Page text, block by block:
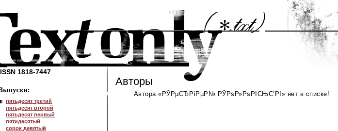
ISSN 1818-7447
пятьдесят третий
пятьдесят второй
пятьдесят первый
пятидесятый
сорок девятый
Авторы
Автора «РЎРµСЂРіРµР№ РЎРѕР»РѕРІСЊС‘РІ» нет в списке!